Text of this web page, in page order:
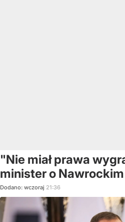
"Nie miał prawa
minister o Nawrockim
Dodano: wczoraj 21:36